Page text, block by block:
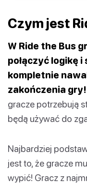
Czym jest
W Ride the Bus
połączyć logikę
kompletnie
zakończenia gry!
gracze potrzebują
będą używać do
Najbardziej
jest to, że gracze
wypić! Gracz z